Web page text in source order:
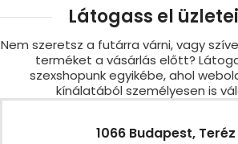
Látogass el
Nem szeretsz a futárra várni, vagy
terméket a vásárlás előtt?
szexshopunk egyikébe, ahol
kínálatából személyesen is
1066 Budapest,